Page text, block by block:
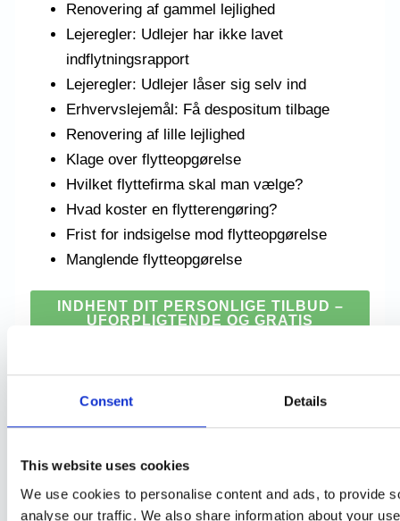
Consent Details
This website uses cookies
We use cookies to personalise content and ads, to provide
analyse our traffic. We also share information about your
Renovering af gammel lejlighed
Lejeregler: Udlejer har ikke lavet
indflytningsrapport
Lejeregler: Udlejer låser sig selv ind
Erhvervslejemål: Få despositum tilbage
Renovering af lille lejlighed
Klage over flytteopgørelse
Hvilket flyttefirma skal man vælge?
Hvad koster en flytterengøring?
Frist for indsigelse mod flytteopgørelse
Manglende flytteopgørelse
INDHENT DIT PERSONLIGE TILBUD –
UFORPLIGTENDE OG GRATIS
Indlægsnavigation